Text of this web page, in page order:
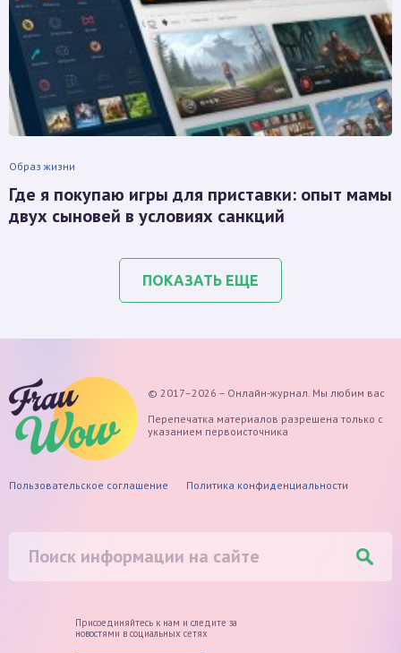
Образ жизни
Где я покупаю игры для приставки: опыт мамы
двух сыновей в условиях санкций
ПОКАЗАТЬ ЕЩЕ
© 2017–2026 – Онлайн-журнал. Мы любим вас
Перепечатка материалов разрешена только с
указанием первоисточника
Пользовательское соглашение Политика конфиденциальности
Присоединяйтесь к нам и следите за
новостями в социальных сетях